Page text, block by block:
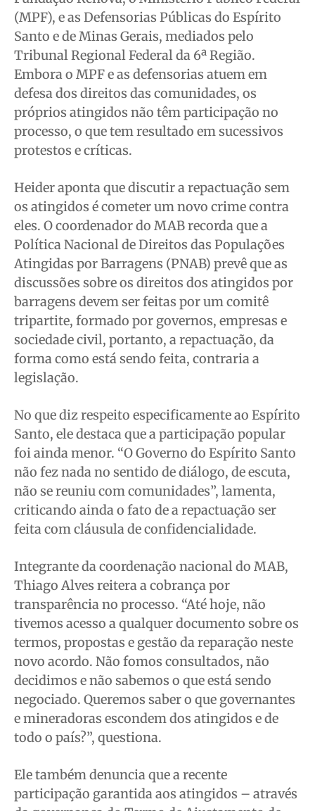
Privacidade
Privacidade
Privacidade
Privacidade
(MPF), e as Defensorias Públicas do Espírito
Santo e de Minas Gerais, mediados pelo
Tribunal Regional Federal da 6ª Região.
Embora o MPF e as defensorias atuem em
defesa dos direitos das comunidades, os
próprios atingidos não têm participação no
processo, o que tem resultado em sucessivos
protestos e críticas.
Heider aponta que discutir a repactuação sem
os atingidos é cometer um novo crime contra
eles. O coordenador do MAB recorda que a
Política Nacional de Direitos das Populações
Atingidas por Barragens (PNAB) prevê que as
discussões sobre os direitos dos atingidos por
barragens devem ser feitas por um comitê
tripartite, formado por governos, empresas e
sociedade civil, portanto, a repactuação, da
forma como está sendo feita, contraria a
legislação.
No que diz respeito especificamente ao Espírito
Santo, ele destaca que a participação popular
foi ainda menor. “O Governo do Espírito Santo
não fez nada no sentido de diálogo, de escuta,
não se reuniu com comunidades”, lamenta,
criticando ainda o fato de a repactuação ser
feita com cláusula de confidencialidade.
Integrante da coordenação nacional do MAB,
Thiago Alves reitera a cobrança por
transparência no processo. “Até hoje, não
tivemos acesso a qualquer documento sobre os
termos, propostas e gestão da reparação neste
novo acordo. Não fomos consultados, não
decidimos e não sabemos o que está sendo
negociado. Queremos saber o que governantes
e mineradoras escondem dos atingidos e de
todo o país?”, questiona.
Ele também denuncia que a recente
participação garantida aos atingidos – através